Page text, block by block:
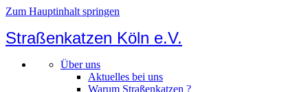
Zum Hauptinhalt springen
Straßenkatzen Köln e.V.
Über uns
Aktuelles bei uns
Warum Straßenkatzen ?